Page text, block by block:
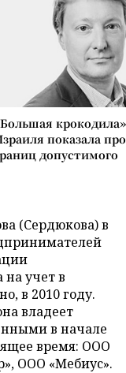
показала
допустимого
(Сердюкова) в
на учет в
в 2010 году.
владеет
в начале
время: ООО
ООО «Мебиус».